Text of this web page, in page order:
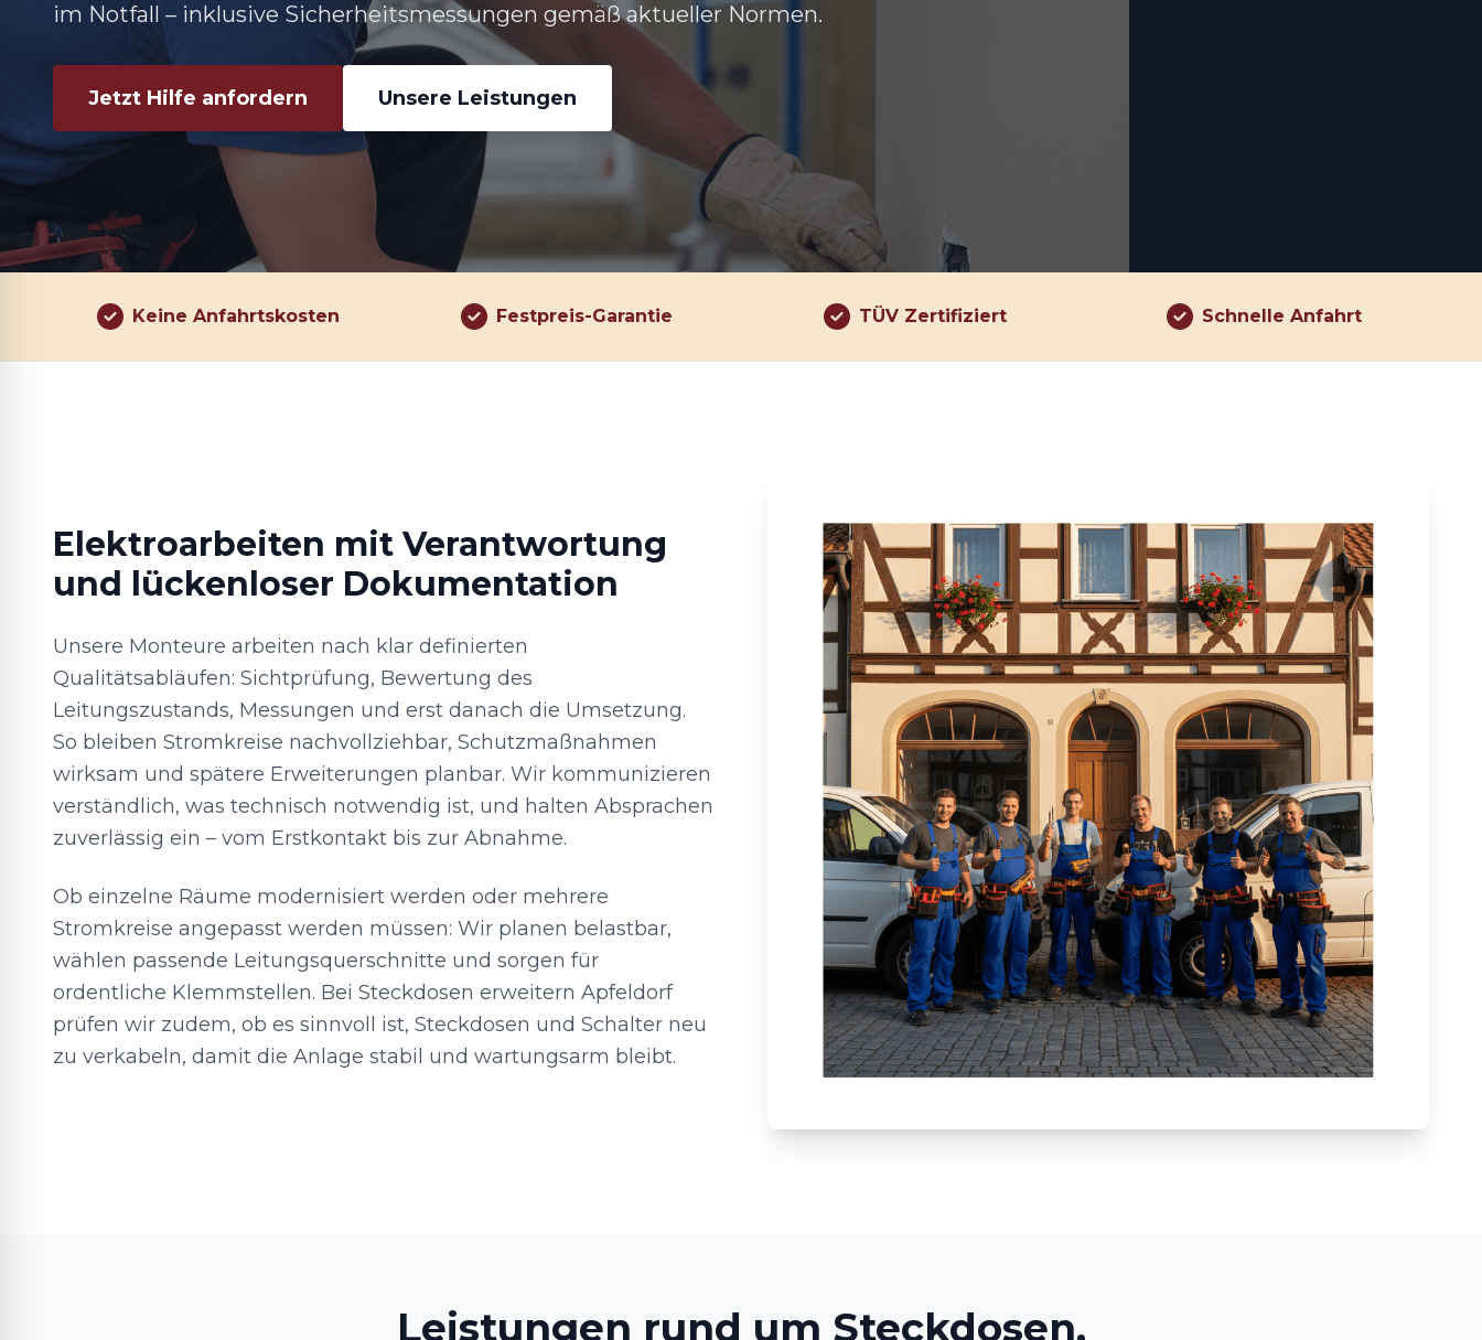
im Notfall – inklusive Sicherheitsmessungen gemäß aktueller Normen.
Jetzt Hilfe anfordern Unsere Leistungen
Keine Anfahrtskosten Festpreis-Garantie TÜV Zertifiziert Schnelle Anfahrt
Elektroarbeiten mit Verantwortung
und lückenloser Dokumentation
Unsere Monteure arbeiten nach klar definierten
Qualitätsabläufen: Sichtprüfung, Bewertung des
Leitungszustands, Messungen und erst danach die Umsetzung.
So bleiben Stromkreise nachvollziehbar, Schutzmaßnahmen
wirksam und spätere Erweiterungen planbar. Wir kommunizieren
verständlich, was technisch notwendig ist, und halten Absprachen
zuverlässig ein – vom Erstkontakt bis zur Abnahme.
Ob einzelne Räume modernisiert werden oder mehrere
Stromkreise angepasst werden müssen: Wir planen belastbar,
wählen passende Leitungsquerschnitte und sorgen für
ordentliche Klemmstellen. Bei Steckdosen erweitern Apfeldorf
prüfen wir zudem, ob es sinnvoll ist, Steckdosen und Schalter neu
zu verkabeln, damit die Anlage stabil und wartungsarm bleibt.
Leistungen rund um Steckdosen,